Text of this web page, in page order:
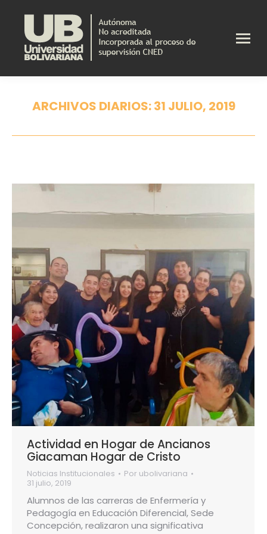
ARCHIVOS DIARIOS:31 JULIO, 2019
Actividad en Hogar de Ancianos
Giacaman Hogar de Cristo
Noticias Institucionales Por ubolivariana
31 julio, 2019
Alumnos de las carreras de Enfermería y
Pedagogía en Educación Diferencial, Sede
Concepción, realizaron una significativa